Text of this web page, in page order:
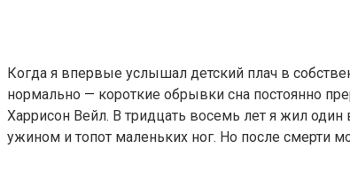
Когда я впервые услышал детский плач в
нормально — короткие обрывки сна постоянно
Харрисон Вейл. В тридцать восемь лет я жил
ужином и топот маленьких ног. Но после смерти